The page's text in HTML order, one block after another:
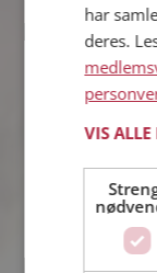
har
deres.
VIS